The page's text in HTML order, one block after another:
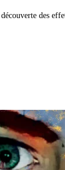
des